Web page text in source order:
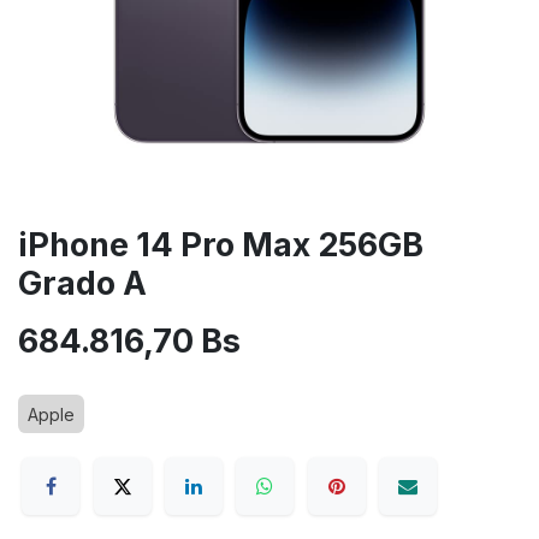
iPhone 14 Pro Max 256GB
Grado A
684.816,70 Bs
Apple